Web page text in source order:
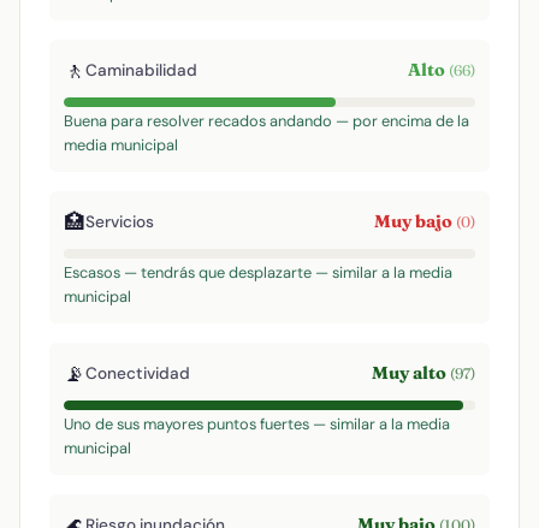
🚶 Caminabilidad Alto (66)
Buena para resolver recados andando — por encima de la
media municipal
🏥Servicios Muy bajo (0)
Escasos — tendrás que desplazarte — similar a la media
municipal
📡Conectividad Muy alto (97)
Uno de sus mayores puntos fuertes — similar a la media
municipal